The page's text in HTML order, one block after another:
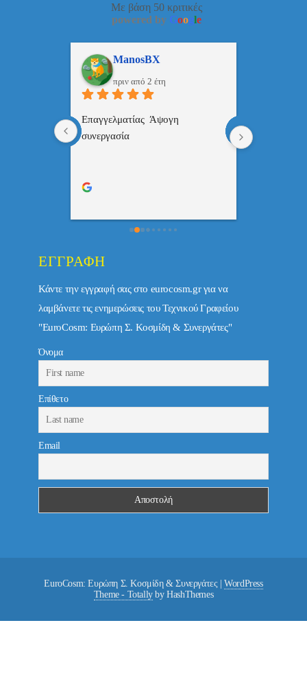
Με βάση 50 κριτικές
powered by Google
ManosBX
πριν από 2 έτη
Επαγγελματίας  Άψογη
συνεργασία
ΕΓΓΡΑΦΉ
Κάντε την εγγραφή σας στο eurocosm.gr για να
λαμβάνετε τις ενημερώσεις του Τεχνικού Γραφείου
"EuroCosm: Ευρώπη Σ. Κοσμίδη & Συνεργάτες"
Όνομα
Επίθετο
Email
EuroCosm: Ευρώπη Σ. Κοσμίδη & Συνεργάτες |WordPress
Theme - Totallyby HashThemes